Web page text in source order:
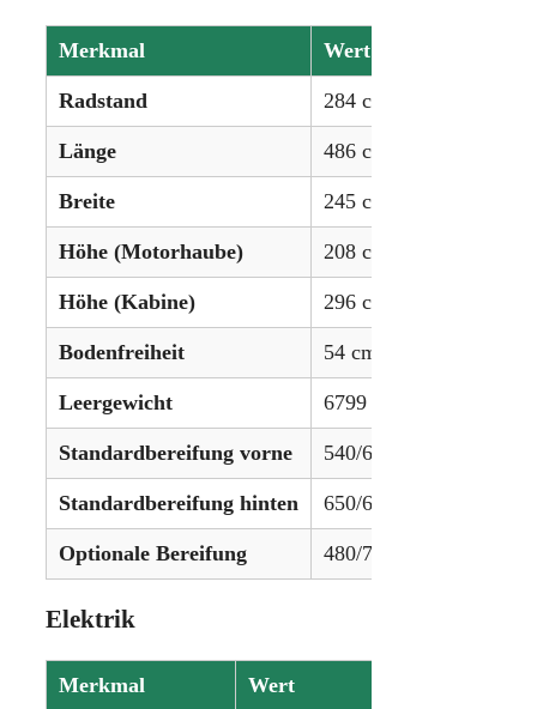
Merkmal Wert
Radstand 284 cm (112,2 Zoll)
Länge 486 cm (191,4 Zoll)
Breite 245 cm (96,5 Zoll)
Höhe (Motorhaube) 208 cm (82,1 Zoll)
Höhe (Kabine) 296 cm (116,9 Zoll)
Bodenfreiheit 54 cm (21,4 Zoll)
Leergewicht 6799 kg (14.991 lbs)
Standardbereifung vorne 540/65R30
Standardbereifung hinten 650/65R38
Optionale Bereifung 480/70R34 vorne &
Elektrik
Merkmal Wert